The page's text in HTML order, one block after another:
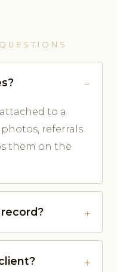
to a
referrals.
them on the